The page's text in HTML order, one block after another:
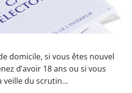
domicile, si vous êtes nouvel
d’avoir 18 ans ou si vous
veille du scrutin…